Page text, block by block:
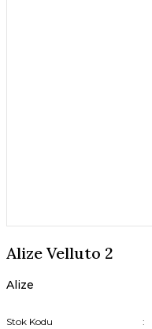
Alize Velluto 2
Alize
Stok Kodu